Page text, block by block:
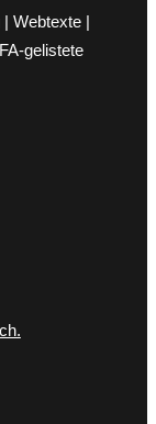
Webtexte |
gelistete